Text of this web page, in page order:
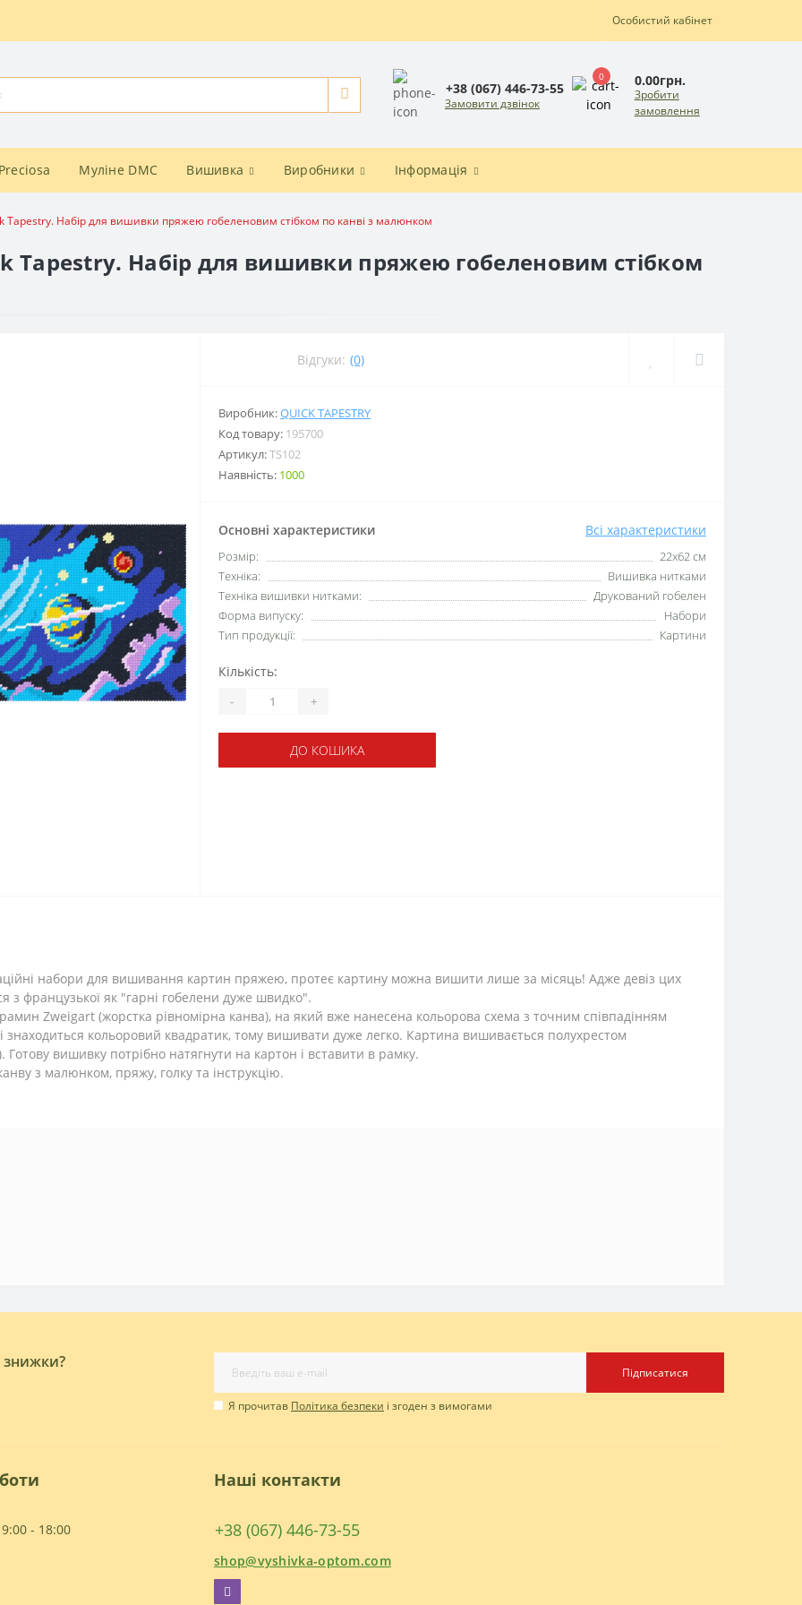
Особистий кабінет
+38 (067) 446-73-55
Замовити дзвінок
0 0.00грн.
Зробити
замовлення
Муліне DMC Вишивка Виробники Інформація
Tapestry. Набір для вишивки пряжею гобеленовим стібком по канві з малюнком
Tapestry. Набір для вишивки пряжею гобеленовим стібком
Відгуки: (0)
Виробник:QUICK TAPESTRY
Код товару: 195700
Артикул:TS102
Наявність: 1000
Основні характеристики Всі характеристики
Розмір:
22х62 см
Техніка:
Вишивка нитками
Техніка вишивки нитками:
Друкований гобелен
Форма випуску:
Набори
Тип продукції:
Картини
Кількість:
- +
ДО КОШИКА
набори для вишивання картин пряжею, протеє картину можна вишити лише за місяць! Адже девіз цих
французької як "гарні гобелени дуже швидко".
Zweigart (жорстка рівномірна канва), на який вже нанесена кольорова схема з точним співпадінням
кольоровий квадратик, тому вишивати дуже легко. Картина вишивається полухрестом
вишивку потрібно натягнути на картон і вставити в рамку.
з малюнком, пряжу, голку та інструкцію.
знижки?
Підписатися
Я прочитав Політика безпеки і згоден з вимогами
- 18:00
Наші контакти
+38 (067) 446-73-55
shop@vyshivka-optom.com